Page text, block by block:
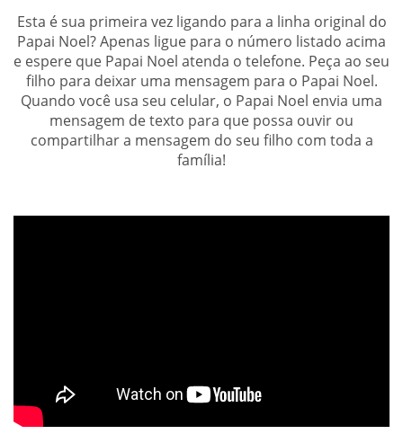
Esta é sua primeira vez ligando para a linha original do
Papai Noel? Apenas ligue para o número listado acima
e espere que Papai Noel atenda o telefone. Peça ao seu
filho para deixar uma mensagem para o Papai Noel.
Quando você usa seu celular, o Papai Noel envia uma
mensagem de texto para que possa ouvir ou
compartilhar a mensagem do seu filho com toda a
família!